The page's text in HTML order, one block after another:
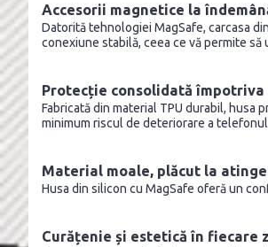
Accesorii magnetice la
Datorită tehnologiei MagSafe, carcasa
conexiune stabilă, ceea ce vă permite
Protecție consolidată
Fabricată din material TPU durabil,
minimum riscul de deteriorare a
Material moale, plăcut la
Husa din silicon cu MagSafe oferă un
Curățenie și estetică în fiecare